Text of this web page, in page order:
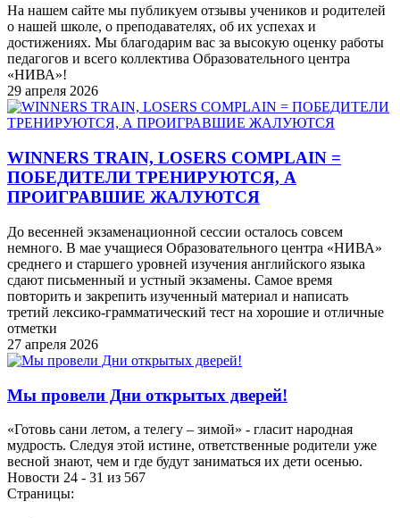
На нашем сайте мы публикуем отзывы учеников и родителей
о нашей школе, о преподавателях, об их успехах и
достижениях. Мы благодарим вас за высокую оценку работы
педагогов и всего коллектива Образовательного центра
«НИВА»!
29 апреля 2026
WINNERS TRAIN, LOSERS COMPLAIN =
ПОБЕДИТЕЛИ ТРЕНИРУЮТСЯ, А
ПРОИГРАВШИЕ ЖАЛУЮТСЯ
До весенней экзаменационной сессии осталось совсем
немного. В мае учащиеся Образовательного центра «НИВА»
среднего и старшего уровней изучения английского языка
сдают письменный и устный экзамены. Самое время
повторить и закрепить изученный материал и написать
третий лексико-грамматический тест на хорошие и отличные
отметки
27 апреля 2026
Мы провели Дни открытых дверей!
«Готовь сани летом, а телегу – зимой» - гласит народная
мудрость. Следуя этой истине, ответственные родители уже
весной знают, чем и где будут заниматься их дети осенью.
Новости 24 - 31 из 567
Страницы: